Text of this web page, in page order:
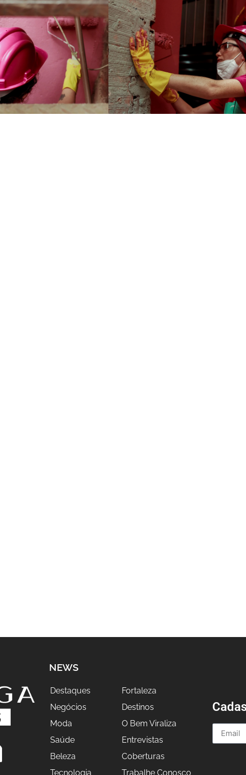
NEWS
Destaques
Negócios
Moda
Saúde
Beleza
Tecnologia
Fortaleza
Destinos
O Bem Viraliza
Entrevistas
Coberturas
Trabalhe Conosco